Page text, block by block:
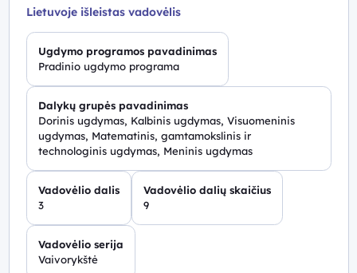
Lietuvoje išleistas vadovėlis
Ugdymo programos pavadinimas
Pradinio ugdymo programa
Dalykų grupės pavadinimas
Dorinis ugdymas, Kalbinis ugdymas, Visuomeninis
ugdymas, Matematinis, gamtamokslinis ir
technologinis ugdymas, Meninis ugdymas
Vadovėlio dalis
3
Vadovėlio dalių skaičius
9
Vadovėlio serija
Vaivorykštė